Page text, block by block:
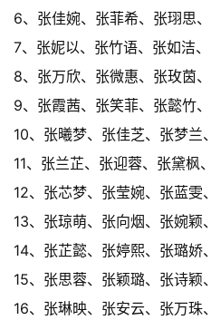
6、张佳婉、张菲希、张珝思
7、张妮以、张竹语、张如洁
8、张万欣、张微惠、张玫茵
9、张霞茜、张笑菲、张懿竹
10、张曦梦、张佳芝、张梦兰
11、张兰芷、张迎蓉、张黛枫
12、张芯梦、张莹婉、张蓝雯
13、张琼萌、张向烟、张婉颖
14、张芷懿、张婷熙、张璐娇
15、张思蓉、张颖璐、张诗颖
16、张琳映、张安云、张万珠